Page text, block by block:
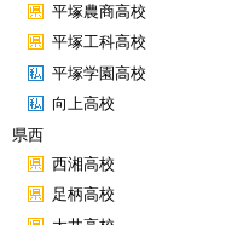
平塚農商高校
平塚工科高校
平塚学園高校
向上高校
県西
西湘高校
足柄高校